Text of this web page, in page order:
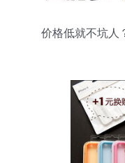
价格低就不坑人